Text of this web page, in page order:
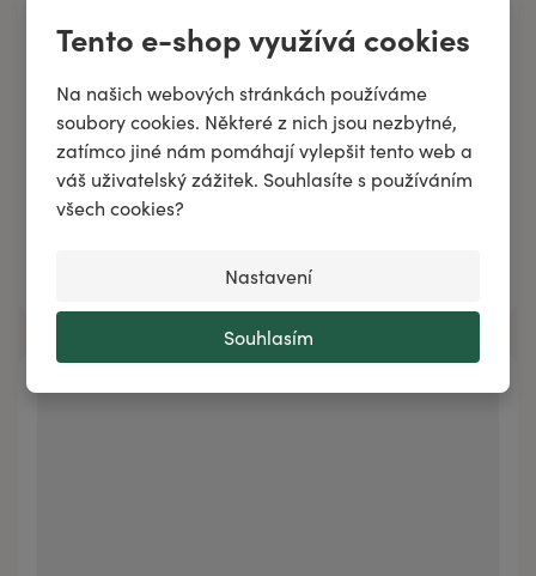
Tento e-shop využívá cookies
Na našich webových stránkách používáme
soubory cookies. Některé z nich jsou nezbytné,
zatímco jiné nám pomáhají vylepšit tento web a
váš uživatelský zážitek. Souhlasíte s používáním
všech cookies?
Nastavení
Souhlasím
Regenerační MYCOS BALZAM při plísňových
infekcích
117 Kč / 15 ml